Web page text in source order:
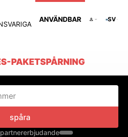
ANVÄNDBAR SV
PAKETSPÅRNING
spåra